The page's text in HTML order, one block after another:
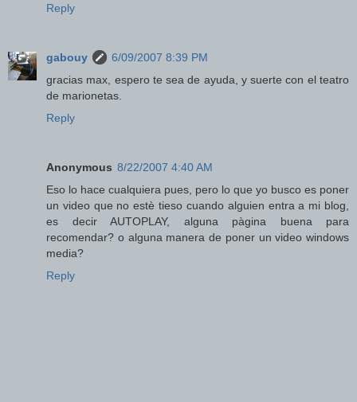
Reply
gabouy
6/09/2007 8:39 PM
gracias max, espero te sea de ayuda, y suerte con el teatro
de marionetas.
Reply
Anonymous 8/22/2007 4:40 AM
Eso lo hace cualquiera pues, pero lo que yo busco es poner
un video que no estè tieso cuando alguien entra a mi blog,
es decir AUTOPLAY, alguna pàgina buena para
recomendar? o alguna manera de poner un video windows
media?
Reply